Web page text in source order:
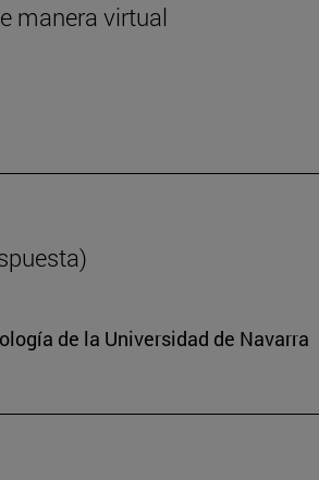
manera virtual
de la Universidad de Navarra